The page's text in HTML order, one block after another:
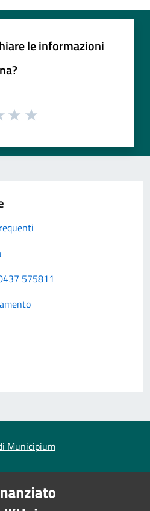
le informazioni
575811
Municipium